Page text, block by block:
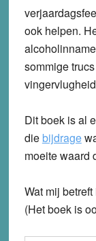
ook helpen.
sommige
Dit boek is al
die bijdrage
moeite waard
Wat mij
(Het boek is